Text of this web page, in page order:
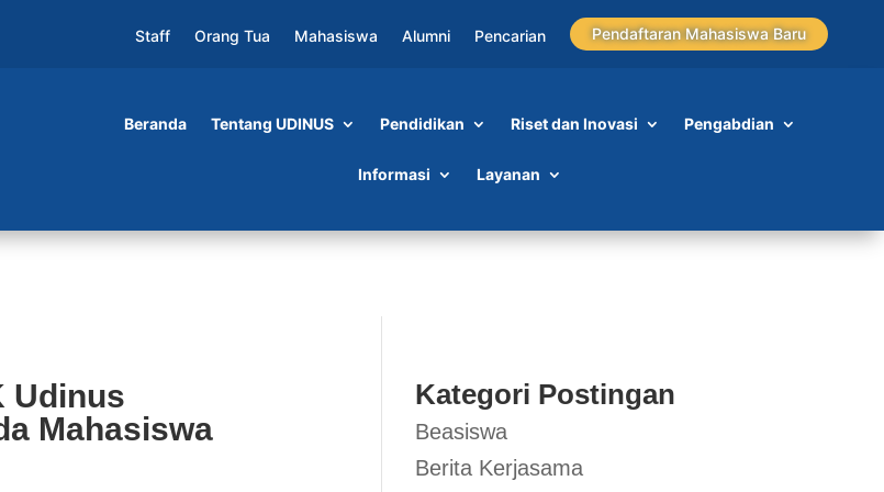
Staff Orang Tua Mahasiswa Alumni Pencarian Pendaftaran Mahasiswa Baru
Beranda Tentang UDINUS Pendidikan Riset dan Inovasi Pengabdian
Informasi Layanan
Udinus
Mahasiswa
Kategori Postingan
Beasiswa
Berita Kerjasama